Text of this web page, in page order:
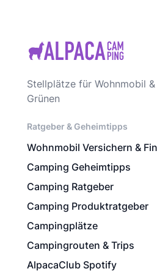
Stellplätze für Wohnmobil
Grünen
Ratgeber & Geheimtipps
Wohnmobil Versichern &
Camping Geheimtipps
Camping Ratgeber
Camping Produktratgeber
Campingplätze
Campingrouten & Trips
AlpacaClub Spotify